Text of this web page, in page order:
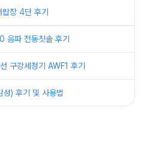
장 4단 후기
음파 전동칫솔 후기
구강세정기 AWF1 후기
) 후기 및 사용법